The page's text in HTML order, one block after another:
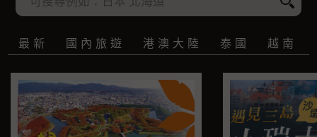
最新 國內旅遊 港澳大陸 泰國 越南